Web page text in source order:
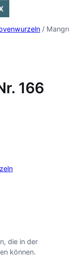
/
166
die in der
können.